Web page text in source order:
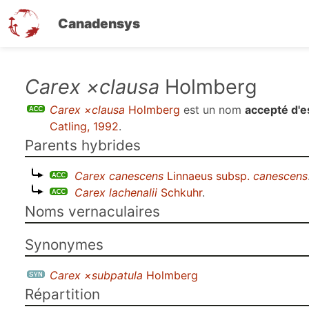
Canadensys
contenu
Carex ×clausa Holmberg
Carex ×clausa Holmberg est un nom accepté
Catling, 1992.
Parents hybrides
Carex canescens Linnaeus subsp. canescens
Carex lachenalii Schkuhr.
Noms vernaculaires
Synonymes
Carex ×subpatula Holmberg
Répartition